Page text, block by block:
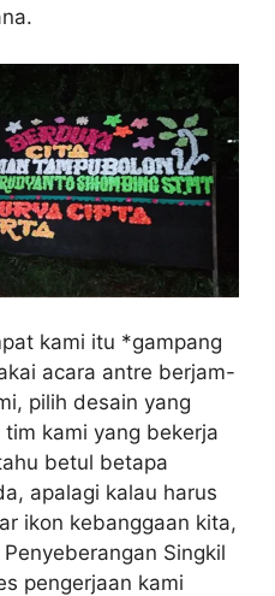
kami itu *gampang
acara antre berjam-
pilih desain yang
kami yang bekerja
betul betapa
apalagi kalau harus
ikon kebanggaan kita,
Singkil
pengerjaan kami